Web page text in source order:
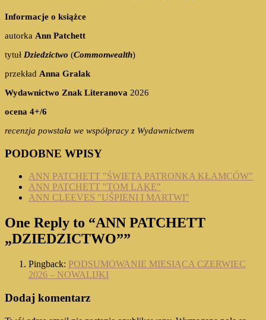
Informacje o książce
autorka Ann Patchett
tytuł Dziedzictwo (Commonwealth)
przekład Anna Gralak
Wydawnictwo Znak Literanova 2026
ocena 4+/6
recenzja powstała we współpracy z Wydawnictwem
PODOBNE WPISY
ANN PATCHETT "ŚWIĘTA PATRONKA KŁAMCÓW"
ANN PATCHETT "TOM LAKE"
ANN CLEEVES "UŚPIENI I MARTWI"
One Reply to “ANN PATCHETT
„DZIEDZICTWO””
Pingback: PODSUMOWANIE MIESIĄCA CZERWIEC
2026 – NOWALIJKI
Dodaj komentarz